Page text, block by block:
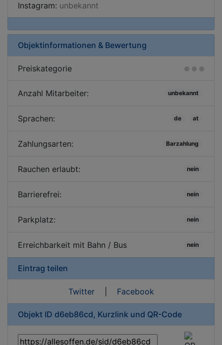
Instagram: unbekannt
Objektinformationen & Bewertung
Preiskategorie
Anzahl Mitarbeiter: unbekannt
Sprachen: de at
Zahlungsarten: Barzahlung
Rauchen erlaubt: nein
Barrierefrei: nein
Parkplatz: nein
Erreichbarkeit mit Bahn / Bus nein
Eintrag teilen
Twitter| Facebook
Objekt ID d6eb86cd, Kurzlink und QR-Code